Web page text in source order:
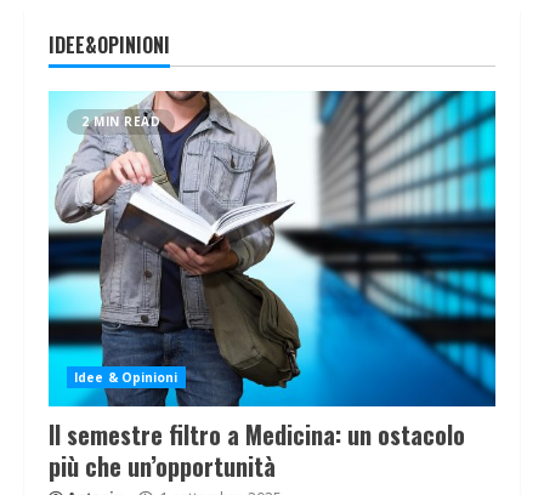
IDEE&OPINIONI
2 MIN READ
Idee & Opinioni
Il semestre filtro a Medicina: un ostacolo
più che un’opportunità